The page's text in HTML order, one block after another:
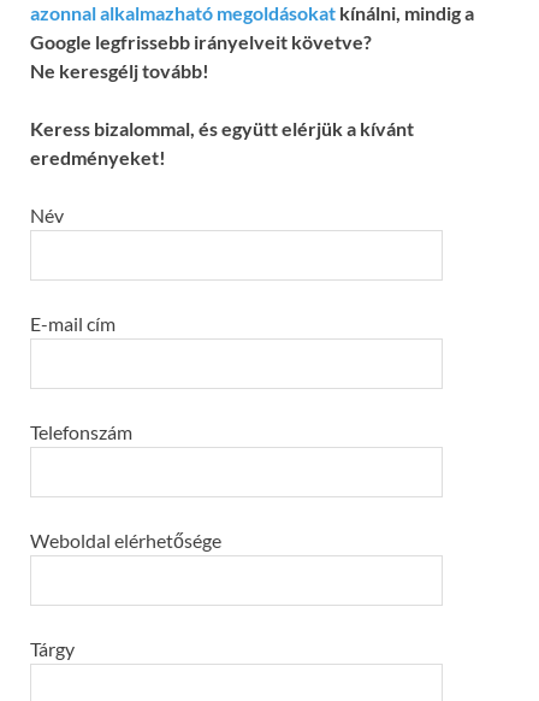
azonnal alkalmazható megoldásokat kínálni, mindig a
Google legfrissebb irányelveit követve?
Ne keresgélj tovább!
Keress bizalommal, és együtt elérjük a kívánt
eredményeket!
Név
E-mail cím
Telefonszám
Weboldal elérhetősége
Tárgy